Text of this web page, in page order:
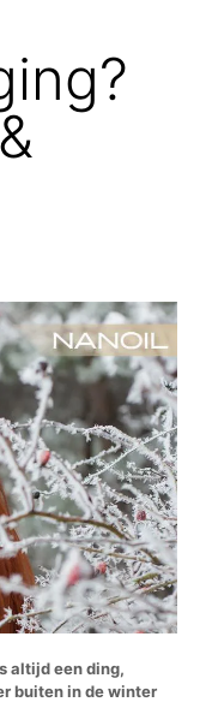
altijd een ding,
buiten in de winter